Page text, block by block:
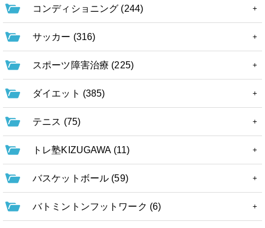
コンディショニング (244)
サッカー (316)
スポーツ障害治療 (225)
ダイエット (385)
テニス (75)
トレ塾KIZUGAWA (11)
バスケットボール (59)
バトミントンフットワーク (6)